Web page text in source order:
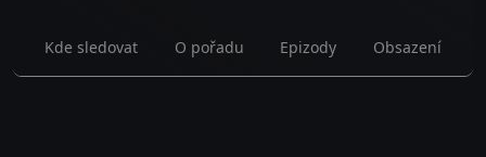
Kde sledovat O pořadu Epizody Obsazení